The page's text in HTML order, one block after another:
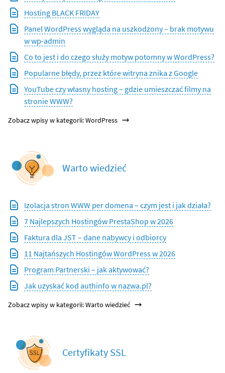
Hosting BLACK FRIDAY
Panel WordPress wygląda na uszkodzony – brak motywu
w wp-admin
Co to jest i do czego służy motyw potomny w WordPress?
Popularne błędy, przez które witryna znika z Google
YouTube czy własny hosting – gdzie umieszczać filmy na
stronie WWW?
Zobacz wpisy w kategorii: WordPress
Warto wiedzieć
Izolacja stron WWW per domena – czym jest i jak działa?
7 Najlepszych Hostingów PrestaShop w 2026
Faktura dla JST – dane nabywcy i odbiorcy
11 Najtańszych Hostingów WordPress w 2026
Program Partnerski – jak aktywować?
Jak uzyskać kod authinfo w nazwa.pl?
Zobacz wpisy w kategorii: Warto wiedzieć
Certyfikaty SSL